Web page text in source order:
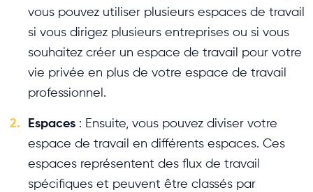
vous pouvez utiliser plusieurs espaces de travail
si vous dirigez plusieurs entreprises ou si vous
souhaitez créer un espace de travail pour votre
vie privée en plus de votre espace de travail
professionnel.
2. Espaces : Ensuite, vous pouvez diviser votre
espace de travail en différents espaces. Ces
espaces représentent des flux de travail
spécifiques et peuvent être classés par